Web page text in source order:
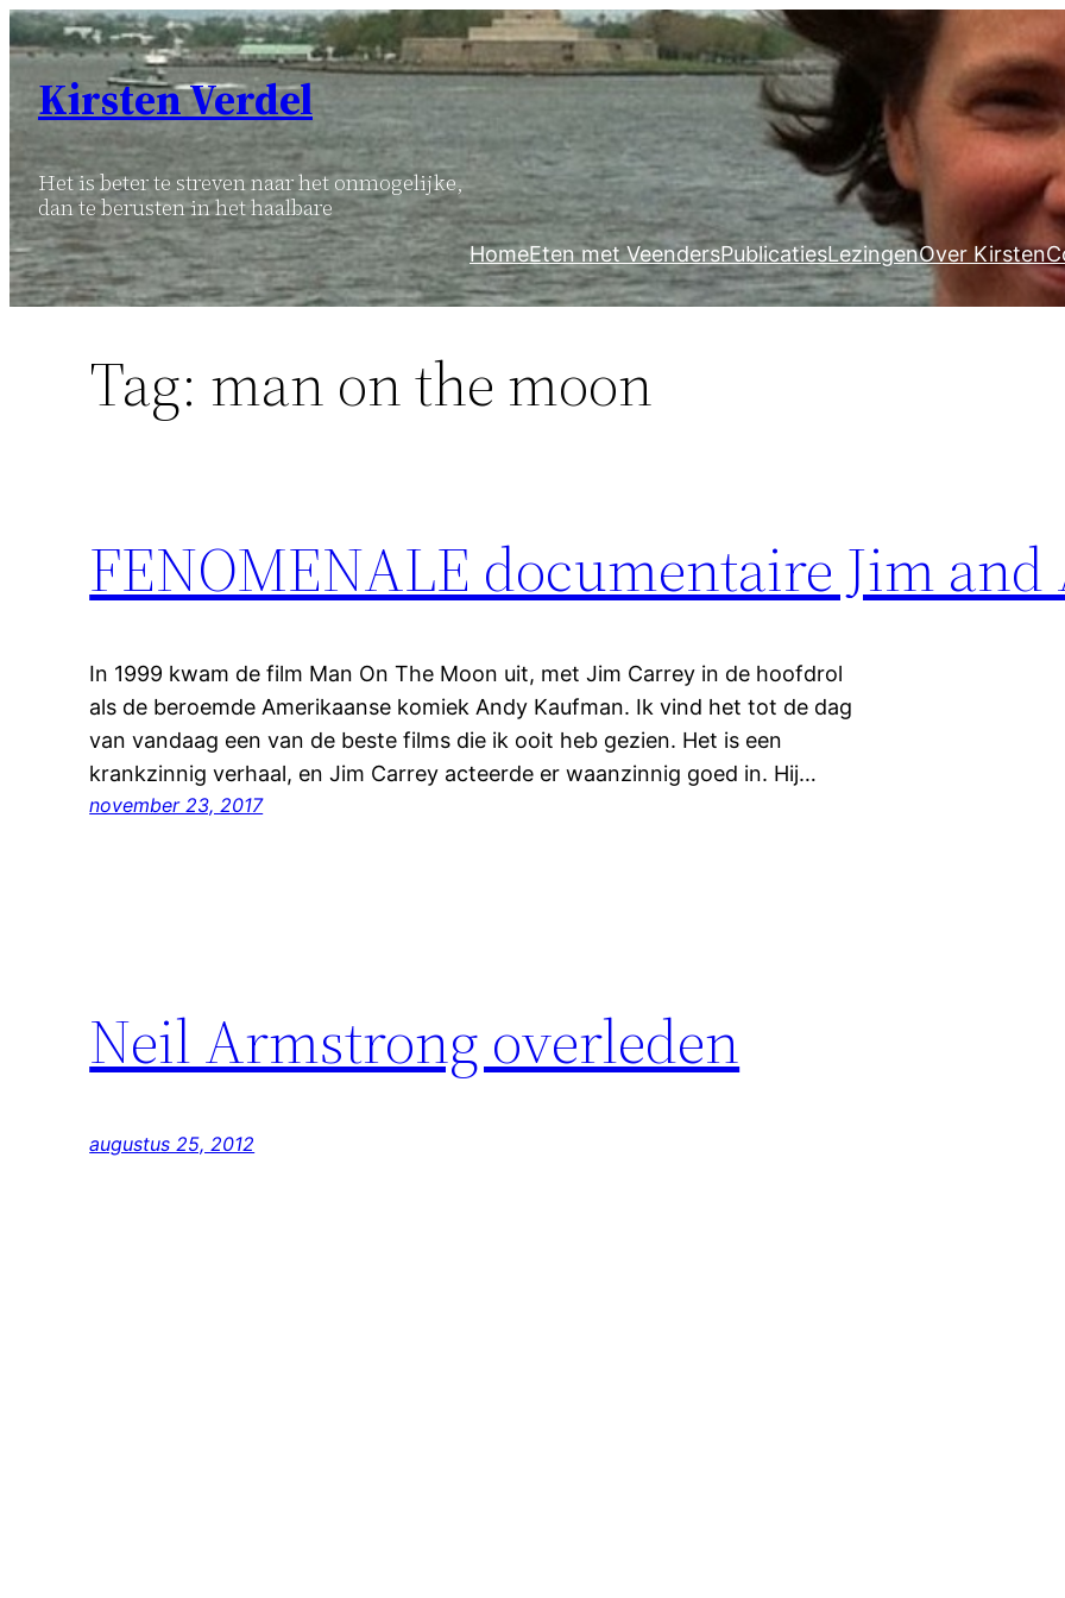
Ga
naar
inhoud
Kirsten Verdel
Het is beter te streven naar het onmogelijke,
dan te berusten in het haalbare
HomeEten met VeendersPublicatiesLezingenOver Kirsten
Tag: man on the moon
FENOMENALE documentaire Jim
In 1999 kwam de film Man On The Moon uit, met Jim Carrey in de hoofdrol
als de beroemde Amerikaanse komiek Andy Kaufman. Ik vind het tot de dag
van vandaag een van de beste films die ik ooit heb gezien. Het is een
krankzinnig verhaal, en Jim Carrey acteerde er waanzinnig goed in. Hij…
november 23, 2017
Neil Armstrong overleden
augustus 25, 2012